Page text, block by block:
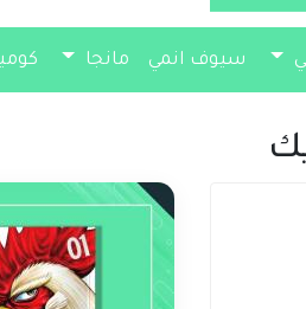
سيوف انمي مانجا